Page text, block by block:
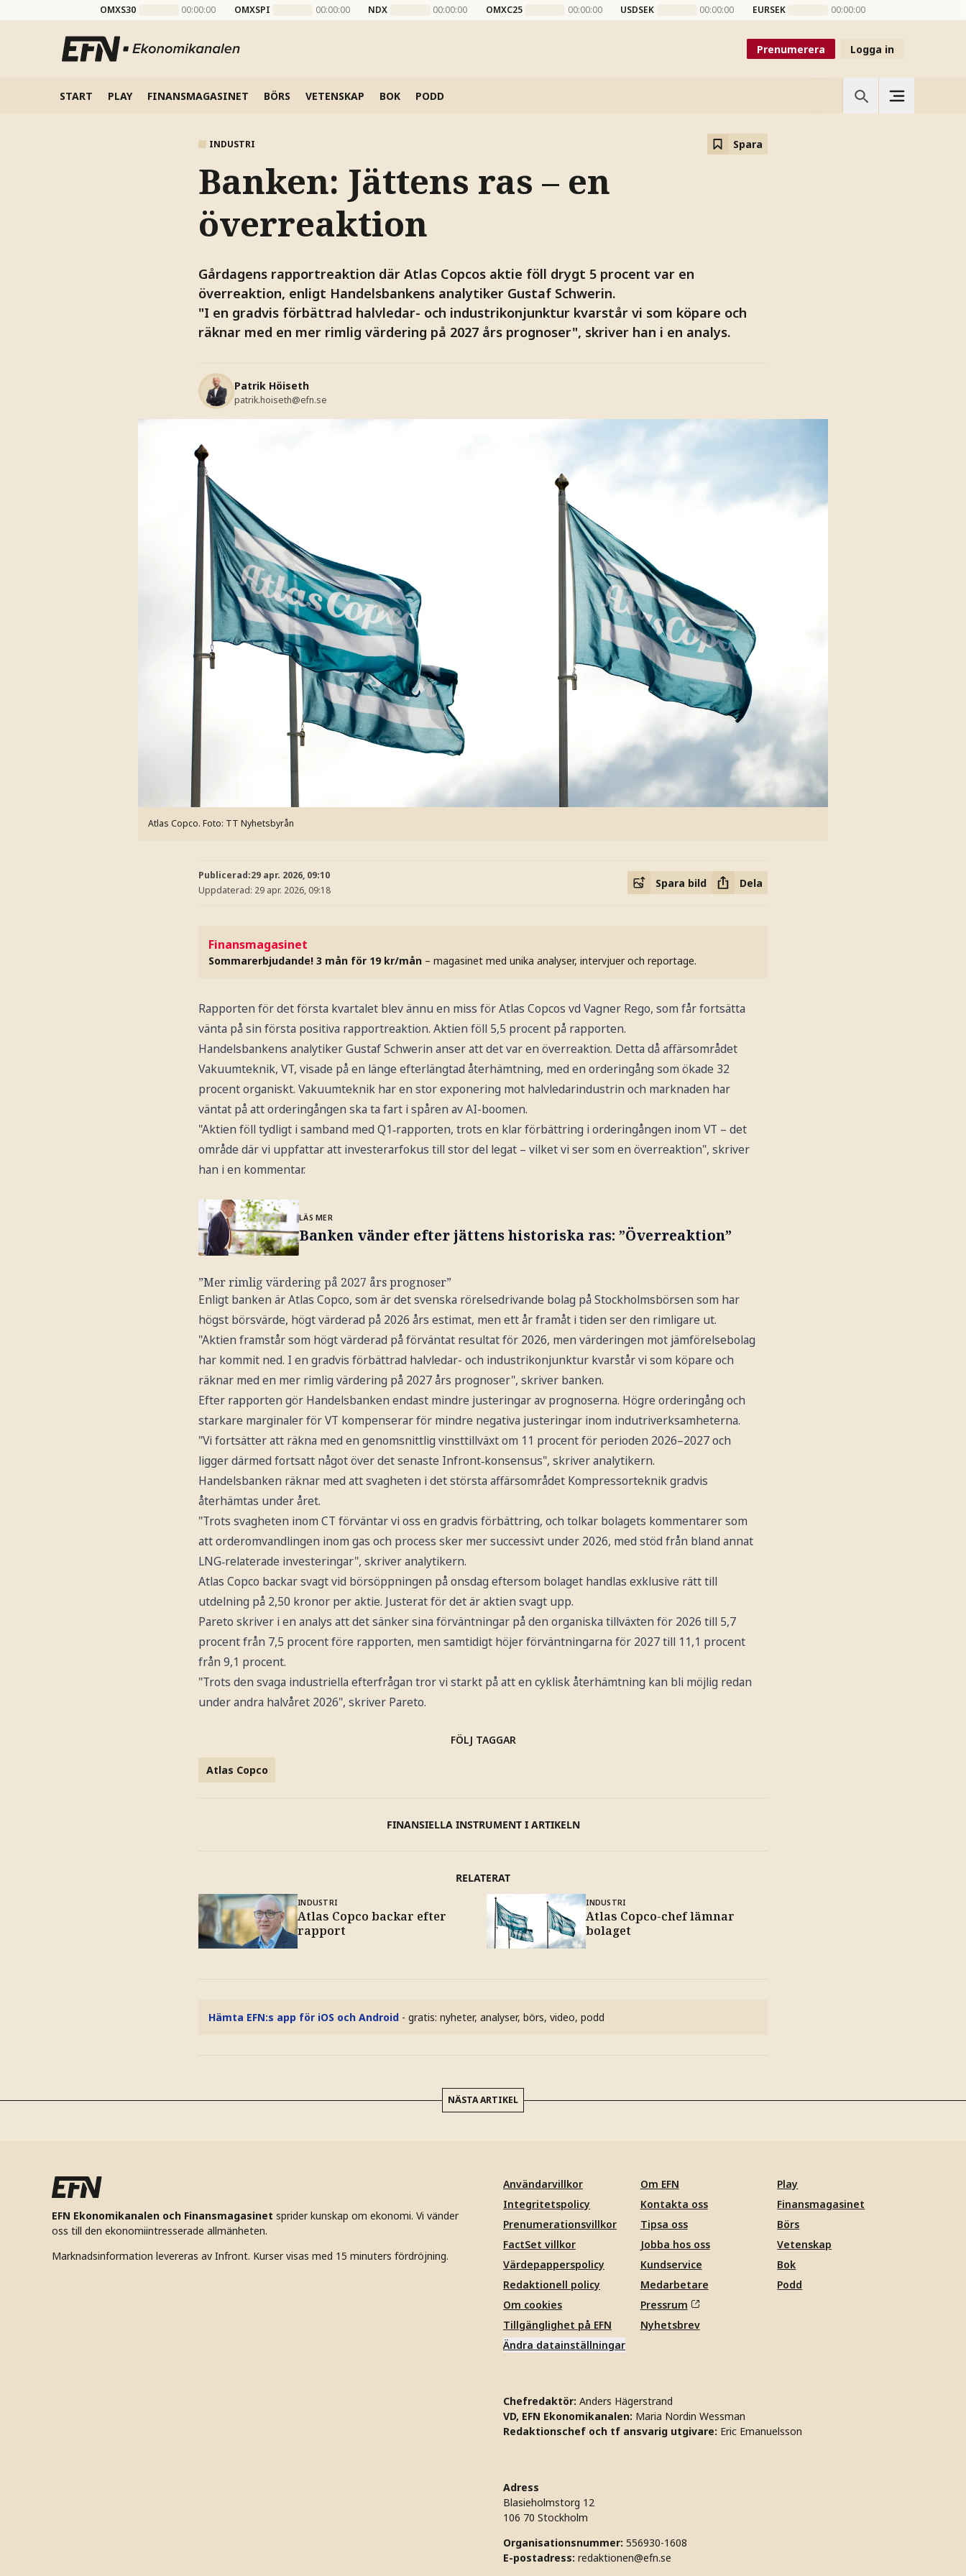
OMXS30 00:00:00 OMXSPI 00:00:00 NDX 00:00:00 OMXC25 00:00:00 USDSEK 00:00:00 EURSEK 00:00:00
Prenumerera Logga in
START PLAY FINANSMAGASINET BÖRS VETENSKAP BOK PODD
INDUSTRI Spara
Banken: Jättens ras – en
överreaktion
Gårdagens rapportreaktion där Atlas Copcos aktie föll drygt 5 procent var en
överreaktion, enligt Handelsbankens analytiker Gustaf Schwerin.
"I en gradvis förbättrad halvledar- och industrikonjunktur kvarstår vi som köpare och
räknar med en mer rimlig värdering på 2027 års prognoser", skriver han i en analys.
Patrik Höiseth
patrik.hoiseth@efn.se
Atlas Copco. Foto: TT Nyhetsbyrån
Publicerad:29 apr. 2026, 09:10
Uppdaterad: 29 apr. 2026, 09:18
Spara bild Dela
Finansmagasinet
Sommarerbjudande! 3 mån för 19 kr/mån – magasinet med unika analyser, intervjuer och reportage.
Rapporten för det första kvartalet blev ännu en miss för Atlas Copcos vd Vagner Rego, som får fortsätta
vänta på sin första positiva rapportreaktion. Aktien föll 5,5 procent på rapporten.
Handelsbankens analytiker Gustaf Schwerin anser att det var en överreaktion. Detta då affärsområdet
Vakuumteknik, VT, visade på en länge efterlängtad återhämtning, med en orderingång som ökade 32
procent organiskt. Vakuumteknik har en stor exponering mot halvledarindustrin och marknaden har
väntat på att orderingången ska ta fart i spåren av AI-boomen.
"Aktien föll tydligt i samband med Q1‑rapporten, trots en klar förbättring i orderingången inom VT – det
område där vi uppfattar att investerarfokus till stor del legat – vilket vi ser som en överreaktion", skriver
han i en kommentar.
LÄS MER
Banken vänder efter jättens historiska ras: ”Överreaktion”
”Mer rimlig värdering på 2027 års prognoser”
Enligt banken är Atlas Copco, som är det svenska rörelsedrivande bolag på Stockholmsbörsen som har
högst börsvärde, högt värderad på 2026 års estimat, men ett år framåt i tiden ser den rimligare ut.
"Aktien framstår som högt värderad på förväntat resultat för 2026, men värderingen mot jämförelsebolag
har kommit ned. I en gradvis förbättrad halvledar- och industrikonjunktur kvarstår vi som köpare och
räknar med en mer rimlig värdering på 2027 års prognoser", skriver banken.
Efter rapporten gör Handelsbanken endast mindre justeringar av prognoserna. Högre orderingång och
starkare marginaler för VT kompenserar för mindre negativa justeringar inom indutriverksamheterna.
"Vi fortsätter att räkna med en genomsnittlig vinsttillväxt om 11 procent för perioden 2026–2027 och
ligger därmed fortsatt något över det senaste Infront‑konsensus", skriver analytikern.
Handelsbanken räknar med att svagheten i det största affärsområdet Kompressorteknik gradvis
återhämtas under året.
"Trots svagheten inom CT förväntar vi oss en gradvis förbättring, och tolkar bolagets kommentarer som
att orderomvandlingen inom gas och process sker mer successivt under 2026, med stöd från bland annat
LNG‑relaterade investeringar", skriver analytikern.
Atlas Copco backar svagt vid börsöppningen på onsdag eftersom bolaget handlas exklusive rätt till
utdelning på 2,50 kronor per aktie. Justerat för det är aktien svagt upp.
Pareto skriver i en analys att det sänker sina förväntningar på den organiska tillväxten för 2026 till 5,7
procent från 7,5 procent före rapporten, men samtidigt höjer förväntningarna för 2027 till 11,1 procent
från 9,1 procent.
"Trots den svaga industriella efterfrågan tror vi starkt på att en cyklisk återhämtning kan bli möjlig redan
under andra halvåret 2026", skriver Pareto.
FÖLJ TAGGAR
Atlas Copco
FINANSIELLA INSTRUMENT I ARTIKELN
RELATERAT
INDUSTRI
Atlas Copco backar efter
rapport
INDUSTRI
Atlas Copco-chef lämnar
bolaget
Hämta EFN:s app för iOS och Android - gratis: nyheter, analyser, börs, video, podd
NÄSTA ARTIKEL
EFN Ekonomikanalen och Finansmagasinet sprider kunskap om ekonomi. Vi vänder
oss till den ekonomiintresserade allmänheten.
Marknadsinformation levereras av Infront. Kurser visas med 15 minuters fördröjning.
Användarvillkor
Integritetspolicy
Prenumerationsvillkor
FactSet villkor
Värdepapperspolicy
Redaktionell policy
Om cookies
Tillgänglighet på EFN
Ändra datainställningar
Om EFN
Kontakta oss
Tipsa oss
Jobba hos oss
Kundservice
Medarbetare
Pressrum
Nyhetsbrev
Play
Finansmagasinet
Börs
Vetenskap
Bok
Podd
Chefredaktör: Anders Hägerstrand
VD, EFN Ekonomikanalen: Maria Nordin Wessman
Redaktionschef och tf ansvarig utgivare: Eric Emanuelsson
Adress
Blasieholmstorg 12
106 70 Stockholm
Organisationsnummer: 556930-1608
E-postadress: redaktionen@efn.se